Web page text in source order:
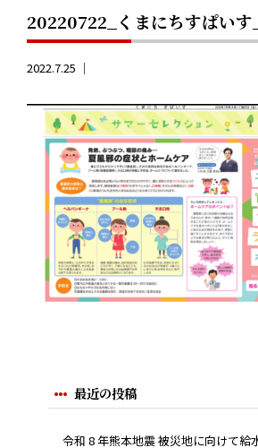
20220722_くまにちすぱいす
2022.7.25 ｜
最近の投稿
令和 8 年熊本地震 被災地に向けて給